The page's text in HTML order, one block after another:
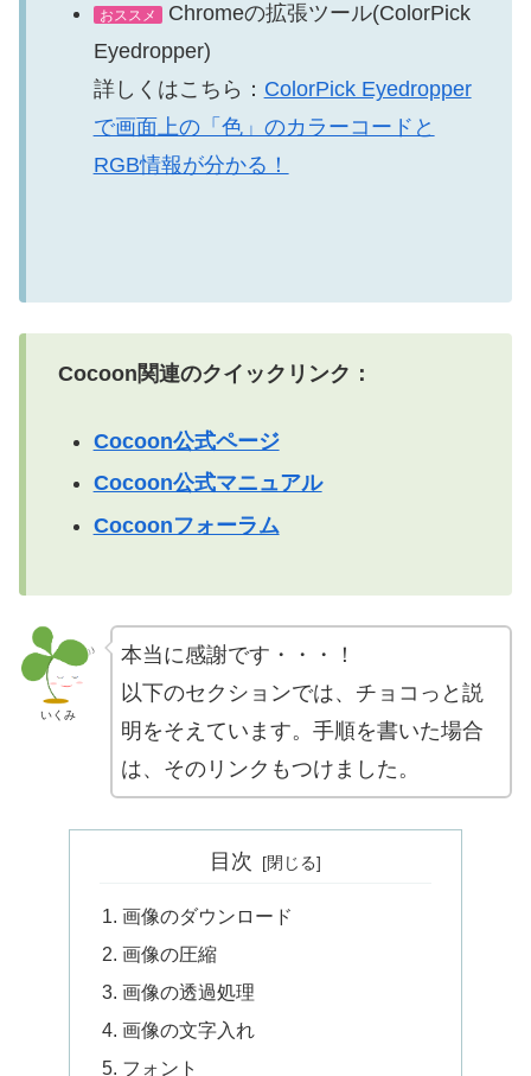
おススメ Chromeの拡張ツール(ColorPick
Eyedropper)
詳しくはこちら： ColorPick Eyedropper
で画面上の「色」のカラーコードと
RGB情報が分かる！
Cocoon関連のクイックリンク：
Cocoon公式ページ
Cocoon公式マニュアル
Cocoonフォーラム
いくみ
本当に感謝です・・・！
以下のセクションでは、チョコっと説
明をそえています。手順を書いた場合
は、そのリンクもつけました。
目次
画像のダウンロード
画像の圧縮
画像の透過処理
画像の文字入れ
フォント